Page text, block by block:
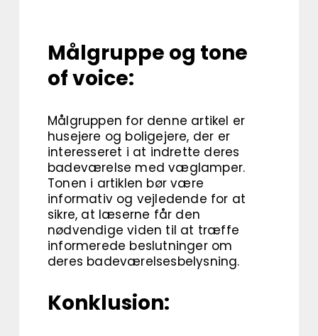
Målgruppe og tone
of voice:
Målgruppen for denne artikel er
husejere og boligejere, der er
interesseret i at indrette deres
badeværelse med væglamper.
Tonen i artiklen bør være
informativ og vejledende for at
sikre, at læserne får den
nødvendige viden til at træffe
informerede beslutninger om
deres badeværelsesbelysning.
Konklusion: